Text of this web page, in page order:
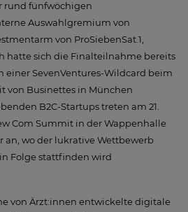
rund fünfwöchigen
Auswahlgremium von
von ProSiebenSat.1,
hatte sich die Finalteilnahme bereits
einer SevenVentures-Wildcard beim
von Businettes in München
B2C-Startups treten am 21.
Com Summit in der Wappenhalle
an, wo der lukrative Wettbewerb
Folge stattfinden wird
von Ärzt:innen entwickelte digitale